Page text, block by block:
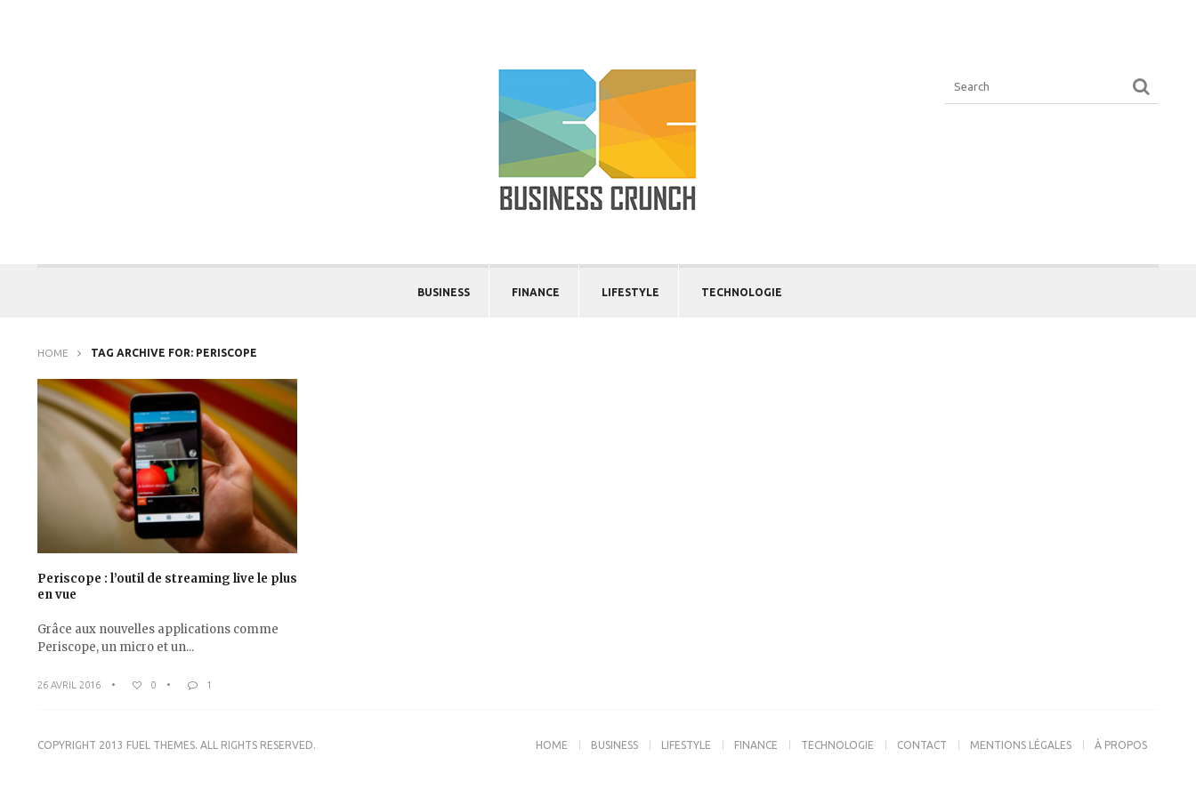
BUSINESS FINANCE LIFESTYLE TECHNOLOGIE
HOME TAG ARCHIVE FOR: PERISCOPE
Periscope : l’outil de streaming live le plus
en vue
Grâce aux nouvelles applications comme
Periscope, un micro et un...
26 AVRIL 2016 • 0 • 1
COPYRIGHT 2013 FUEL THEMES. ALL RIGHTS RESERVED. HOME BUSINESS LIFESTYLE FINANCE TECHNOLOGIE CONTACT MENTIONS LÉGALES À PROPOS